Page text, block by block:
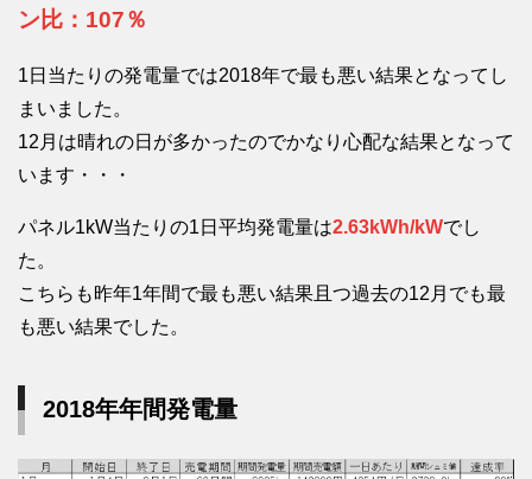
ン比：107％
1日当たりの発電量では2018年で最も悪い結果となってし
まいました。
12月は晴れの日が多かったのでかなり心配な結果となって
います・・・
パネル1kW当たりの1日平均発電量は2.63kWh/kWでし
た。
こちらも昨年1年間で最も悪い結果且つ過去の12月でも最
も悪い結果でした。
2018年年間発電量